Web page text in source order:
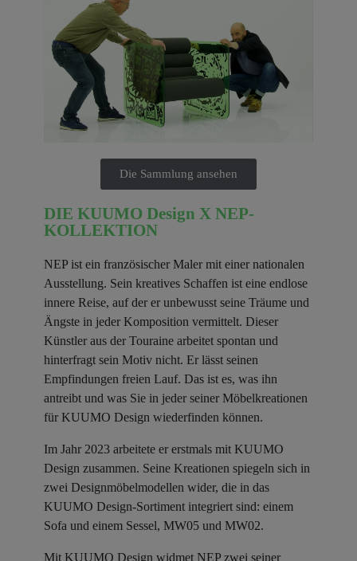
Die Sammlung ansehen
DIE KUUMO Design X NEP-
KOLLEKTION
NEP ist ein französischer Maler mit einer nationalen
Ausstellung. Sein kreatives Schaffen ist eine endlose
innere Reise, auf der er unbewusst seine Träume und
Ängste in jeder Komposition vermittelt. Dieser
Künstler aus der Touraine arbeitet spontan und
hinterfragt sein Motiv nicht. Er lässt seinen
Empfindungen freien Lauf. Das ist es, was ihn
antreibt und was Sie in jeder seiner Möbelkreationen
für KUUMO Design wiederfinden können.
Im Jahr 2023 arbeitete er erstmals mit KUUMO
Design zusammen. Seine Kreationen spiegeln sich in
zwei Designmöbelmodellen wider, die in das
KUUMO Design-Sortiment integriert sind: einem
Sofa und einem Sessel, MW05 und MW02.
Mit KUUMO Design widmet NEP zwei seiner